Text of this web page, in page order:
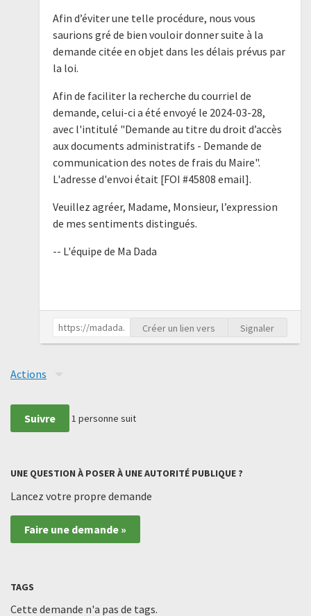
Afin d’éviter une telle procédure, nous vous
saurions gré de bien vouloir donner suite à la
demande citée en objet dans les délais prévus par
la loi.
Afin de faciliter la recherche du courriel de
demande, celui-ci a été envoyé le 2024-03-28,
avec l'intitulé "Demande au titre du droit d’accès
aux documents administratifs - Demande de
communication des notes de frais du Maire".
L'adresse d'envoi était [FOI #45808 email].
Veuillez agréer, Madame, Monsieur, l’expression
de mes sentiments distingués.
-- L'équipe de Ma Dada
Créer un lien vers Signaler
Actions
Suivre 1 personne suit
UNE QUESTION À POSER À UNE AUTORITÉ PUBLIQUE ?
Lancez votre propre demande
Faire une demande »
TAGS
Cette demande n'a pas de tags.